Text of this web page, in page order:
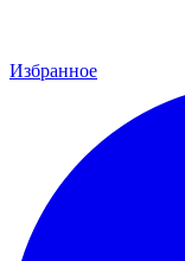
Избранное